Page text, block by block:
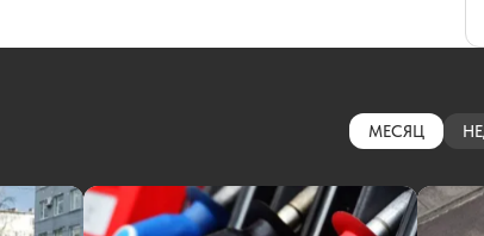
МЕСЯЦ